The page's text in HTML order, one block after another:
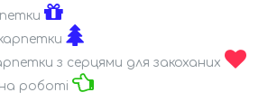
з серцями для закоханих
роботі